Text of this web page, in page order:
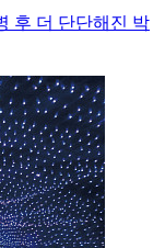
후 더 단단해진 박